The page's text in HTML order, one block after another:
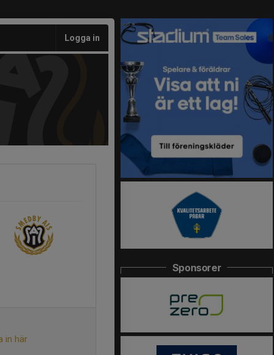
Logga in
in här
Sponsorer